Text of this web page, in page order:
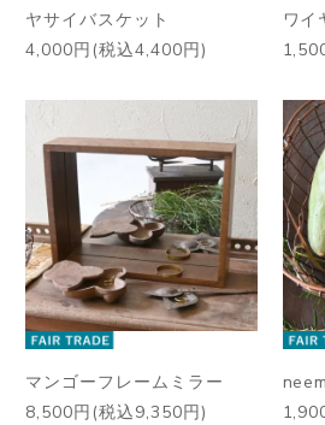
ヤサイバスケット
4,000円(税込4,400円)
ワイ
マンゴーフレームミラー
8,500円(税込9,350円)